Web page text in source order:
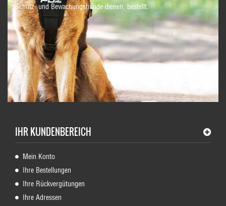
Schutz- und Bewachungshunde dienen, bestellt.
IHR KUNDENBEREICH
Mein Konto
Ihre Bestellungen
Ihre Rückvergütungen
Ihre Adressen